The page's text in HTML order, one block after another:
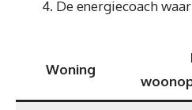
De energiecoach
Woning